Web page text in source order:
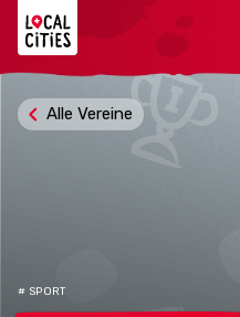
# SPORT
Alle Vereine